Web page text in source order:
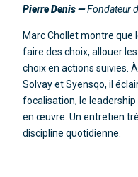
Pierre Denis —Fondateur
Marc Chollet montre
faire des choix, allouer
choix en actions suivies.
Solvay et Syensqo, il
focalisation, le
en œuvre. Un entretien
discipline quotidienne.